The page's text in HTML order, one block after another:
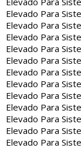
Elevado Para
Elevado Para
Elevado Para
Elevado Para
Elevado Para
Elevado Para
Elevado Para
Elevado Para
Elevado Para
Elevado Para
Elevado Para
Elevado Para